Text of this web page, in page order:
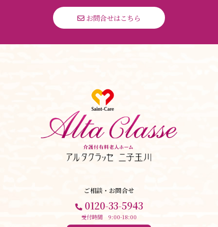
お問合せはこちら
ご相談・お問合せ
0120-33-5943
受付時間 9:00-18:00